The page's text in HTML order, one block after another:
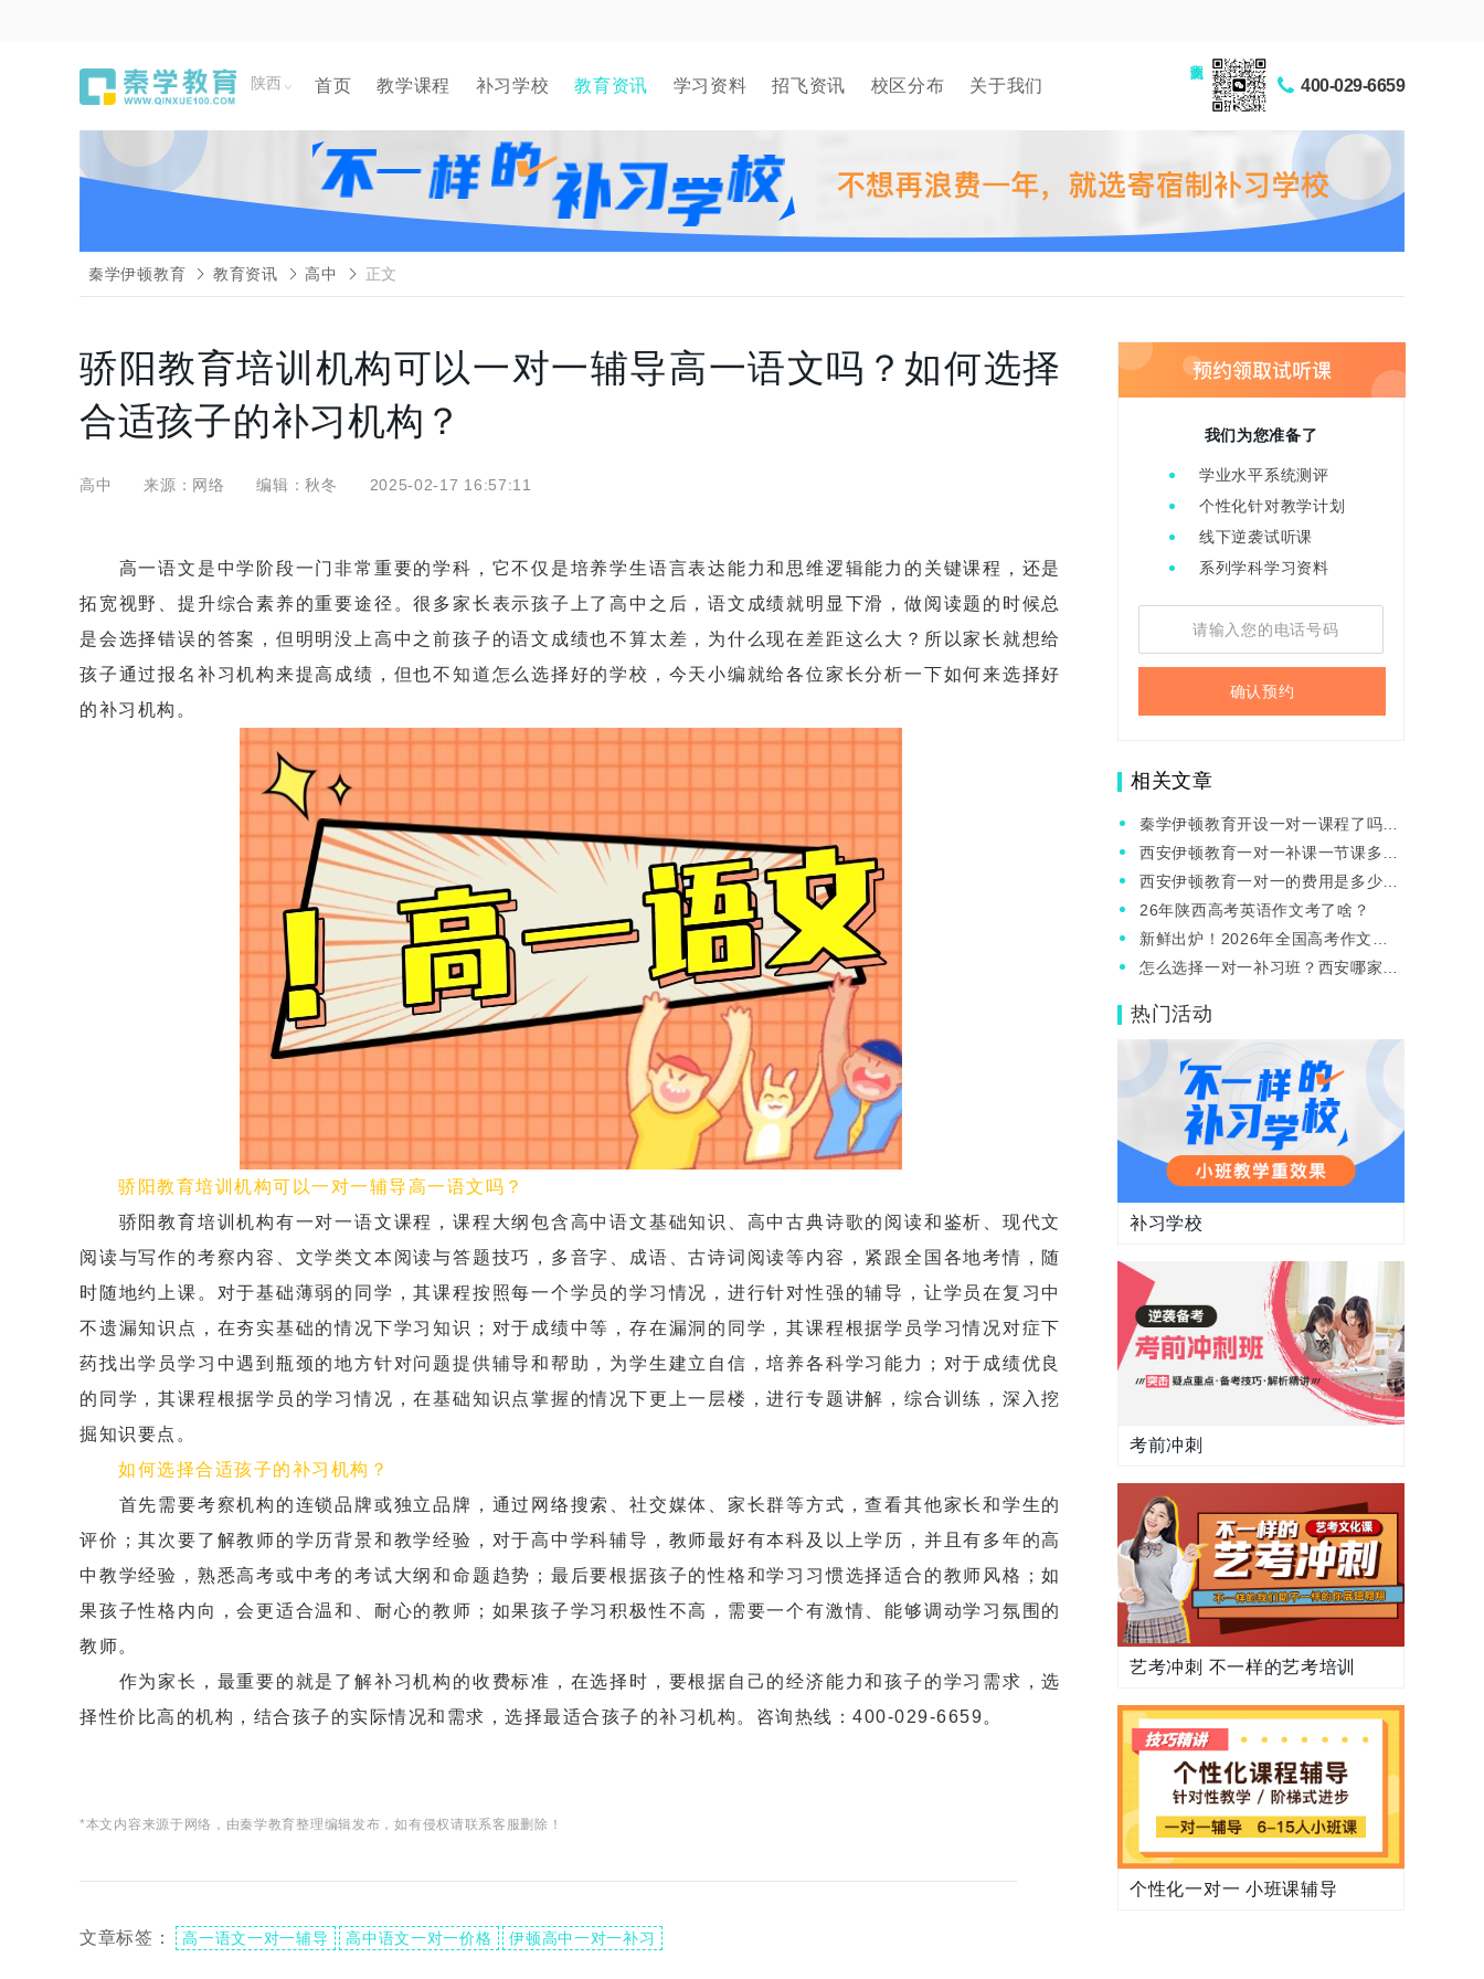
陕西 首页 教学课程 补习学校 教育资讯 学习资料 招飞资讯 校区分布 关于我们 400-029-6659
秦学伊顿教育 教育资讯 高中 正文
骄阳教育培训机构可以一对一辅导高一语文吗？如何选择
合适孩子的补习机构？
高中 来源：网络 编辑：秋冬 2025-02-17 16:57:11
高一语文是中学阶段一门非常重要的学科，它不仅是培养学生语言表达能力和思维逻辑能力的关键课程，还是
拓宽视野、提升综合素养的重要途径。很多家长表示孩子上了高中之后，语文成绩就明显下滑，做阅读题的时候总
是会选择错误的答案，但明明没上高中之前孩子的语文成绩也不算太差，为什么现在差距这么大？所以家长就想给
孩子通过报名补习机构来提高成绩，但也不知道怎么选择好的学校，今天小编就给各位家长分析一下如何来选择好
的补习机构。
骄阳教育培训机构可以一对一辅导高一语文吗？
骄阳教育培训机构有一对一语文课程，课程大纲包含高中语文基础知识、高中古典诗歌的阅读和鉴析、现代文
阅读与写作的考察内容、文学类文本阅读与答题技巧，多音字、成语、古诗词阅读等内容，紧跟全国各地考情，随
时随地约上课。对于基础薄弱的同学，其课程按照每一个学员的学习情况，进行针对性强的辅导，让学员在复习中
不遗漏知识点，在夯实基础的情况下学习知识；对于成绩中等，存在漏洞的同学，其课程根据学员学习情况对症下
药找出学员学习中遇到瓶颈的地方针对问题提供辅导和帮助，为学生建立自信，培养各科学习能力；对于成绩优良
的同学，其课程根据学员的学习情况，在基础知识点掌握的情况下更上一层楼，进行专题讲解，综合训练，深入挖
掘知识要点。
如何选择合适孩子的补习机构？
首先需要考察机构的连锁品牌或独立品牌，通过网络搜索、社交媒体、家长群等方式，查看其他家长和学生的
评价；其次要了解教师的学历背景和教学经验，对于高中学科辅导，教师最好有本科及以上学历，并且有多年的高
中教学经验，熟悉高考或中考的考试大纲和命题趋势；最后要根据孩子的性格和学习习惯选择适合的教师风格；如
果孩子性格内向，会更适合温和、耐心的教师；如果孩子学习积极性不高，需要一个有激情、能够调动学习氛围的
教师。
作为家长，最重要的就是了解补习机构的收费标准，在选择时，要根据自己的经济能力和孩子的学习需求，选
择性价比高的机构，结合孩子的实际情况和需求，选择最适合孩子的补习机构。咨询热线：400-029-6659。
*本文内容来源于网络，由秦学教育整理编辑发布，如有侵权请联系客服删除！
文章标签： 高一语文一对一辅导 高中语文一对一价格 伊顿高中一对一补习
我们为您准备了
学业水平系统测评
个性化针对教学计划
线下逆袭试听课
系列学科学习资料
确认预约
相关文章
秦学伊顿教育开设一对一课程了吗？
西安高中一对一课程有用吗？
西安伊顿教育一对一补课一节课多长
时间？费用是多少？
西安伊顿教育一对一的费用是多少？
适合哪样的学生选择？
26年陕西高考英语作文考了啥？
新鲜出炉！2026年全国高考作文题
目来啦~
怎么选择一对一补习班？西安哪家机
热门活动
补习学校
考前冲刺
艺考冲刺 不一样的艺考培训
个性化一对一 小班课辅导